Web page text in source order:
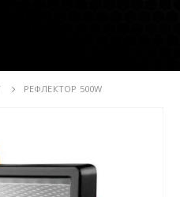
РЕФЛЕКТОР 500W